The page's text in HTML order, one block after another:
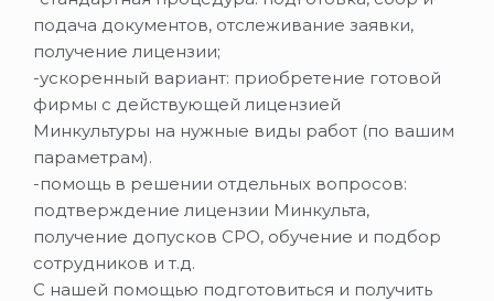
подача документов, отслеживание заявки,
получение лицензии;
-ускоренный вариант: приобретение готовой
фирмы с действующей лицензией
Минкультуры на нужные виды работ (по вашим
параметрам).
-помощь в решении отдельных вопросов:
подтверждение лицензии Минкульта,
получение допусков СРО, обучение и подбор
сотрудников и т.д.
С нашей помощью подготовиться и получить